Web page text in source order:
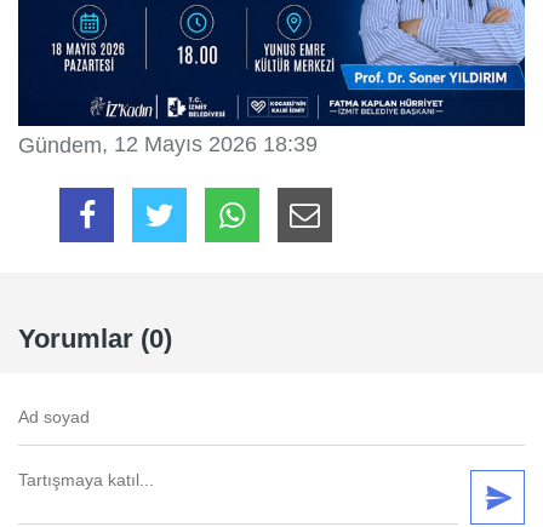
Gündem, 12 Mayıs 2026 18:39
Yorumlar (0)